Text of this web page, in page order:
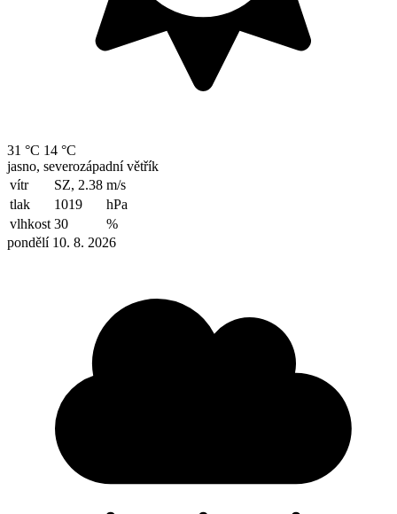
31 °C 14 °C
jasno, severozápadní větřík
vítr
SZ, 2.38 m/s
tlak
1019
hPa
vlhkost 30
%
pondělí 10. 8. 2026